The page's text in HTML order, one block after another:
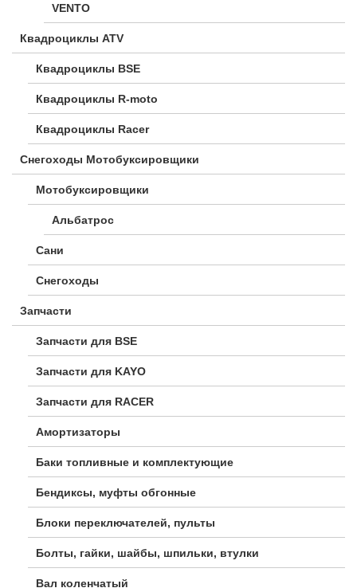
VENTO
Квадроциклы ATV
Квадроциклы BSE
Квадроциклы R-moto
Квадроциклы Racer
Снегоходы Мотобуксировщики
Мотобуксировщики
Альбатрос
Сани
Снегоходы
Запчасти
Запчасти для BSE
Запчасти для KAYO
Запчасти для RACER
Амортизаторы
Баки топливные и комплектующие
Бендиксы, муфты обгонные
Блоки переключателей, пульты
Болты, гайки, шайбы, шпильки, втулки
Вал коленчатый